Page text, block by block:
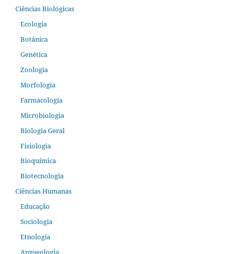
Ciências Biológicas
Ecologia
Botânica
Genética
Zoologia
Morfologia
Farmacologia
Microbiologia
Biologia Geral
Fisiologia
Bioquímica
Biotecnologia
Ciências Humanas
Educação
Sociologia
Etnologia
Arqueologia